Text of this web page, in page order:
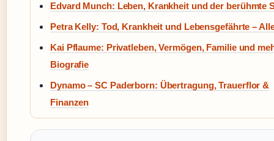
Edvard Munch: Leben, Krankheit und der berühmte
Petra Kelly: Tod, Krankheit und Lebensgefährte –
Kai Pflaume: Privatleben, Vermögen, Familie und
Biografie
Dynamo – SC Paderborn: Übertragung, Trauerflor &
Finanzen